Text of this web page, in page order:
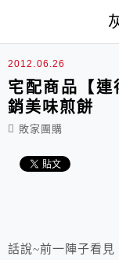
2012.06.26
宅配商品【
銷美味煎餅
敗家團購
話說~前一陣子看見